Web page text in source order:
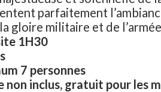
parfaitement
gloire militaire et de
1H30
7 personnes
non inclus, gratuit pour les